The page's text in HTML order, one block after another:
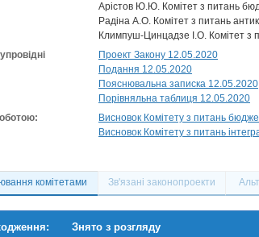
Арістов Ю.Ю. Комітет з питань
Радіна А.О. Комітет з питань
Климпуш-Цинцадзе І.О. Комітет з
Проект Закону 12.05.2020
Подання 12.05.2020
Пояснювальна записка 12.05.2020
Порівняльна таблиця 12.05.2020
Висновок Комітету з питань
Висновок Комітету з питань
комітетами Зв'язані законопроекти
Знято з розгляду